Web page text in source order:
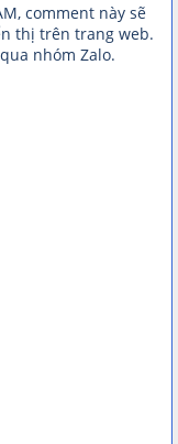
comment này sẽ
thị trên trang web.
nhóm Zalo.